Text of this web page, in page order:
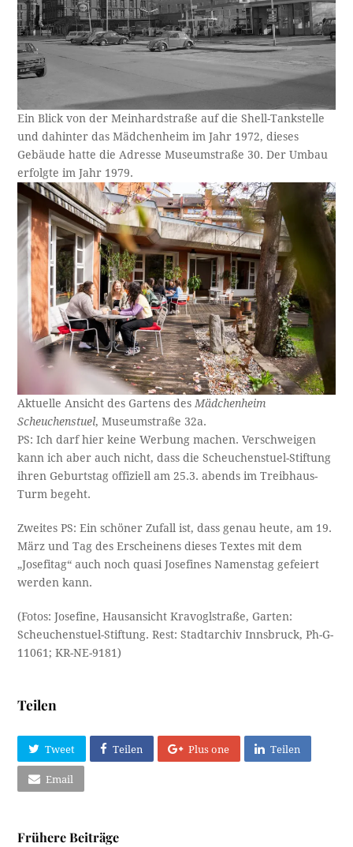
Ein Blick von der Meinhardstraße auf die Shell-Tankstelle
und dahinter das Mädchenheim im Jahr 1972, dieses
Gebäude hatte die Adresse Museumstraße 30. Der Umbau
erfolgte im Jahr 1979.
Aktuelle Ansicht des Gartens des Mädchenheim
Scheuchenstuel, Museumstraße 32a.
PS: Ich darf hier keine Werbung machen. Verschweigen
kann ich aber auch nicht, dass die Scheuchenstuel-Stiftung
ihren Geburtstag offiziell am 25.3. abends im Treibhaus-
Turm begeht.
Zweites PS: Ein schöner Zufall ist, dass genau heute, am 19.
März und Tag des Erscheinens dieses Textes mit dem
„Josefitag“ auch noch quasi Josefines Namenstag gefeiert
werden kann.
(Fotos: Josefine, Hausansicht Kravoglstraße, Garten:
Scheuchenstuel-Stiftung. Rest: Stadtarchiv Innsbruck, Ph-G-
11061; KR-NE-9181)
Teilen
Tweet Teilen Plus one Teilen
Email
Frühere Beiträge